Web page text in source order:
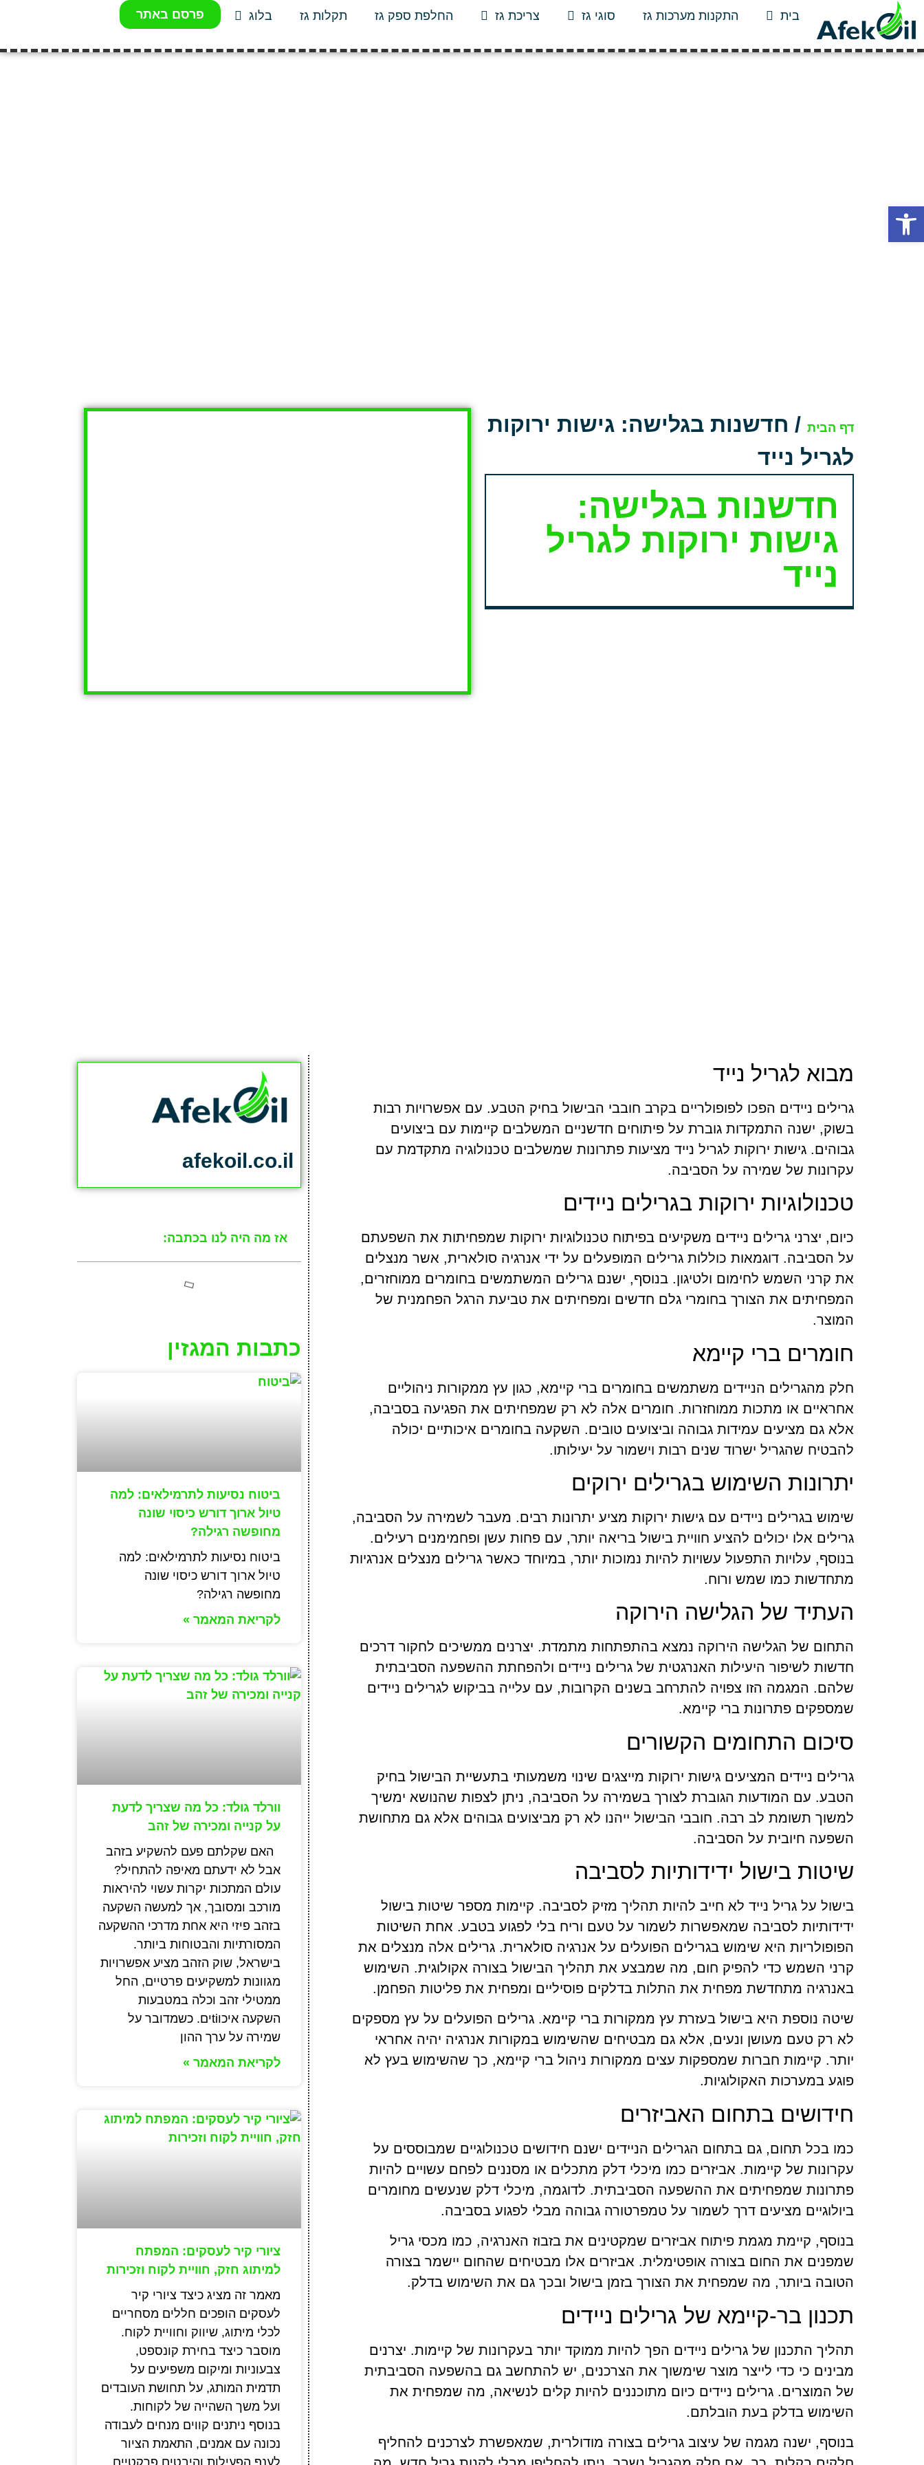
פתח סרגל נגישות
בית התקנות מערכות גז סוגי גז צריכת גז החלפת ספק גז תקלות גז בלוג פרסם באתר
דף הבית / חדשנות בגלישה: גישות ירוקות
לגריל נייד
חדשנות בגלישה:
גישות ירוקות לגריל
נייד
מבוא לגריל נייד
גרילים ניידים הפכו לפופולריים בקרב חובבי הבישול בחיק הטבע. עם אפשרויות רבות
בשוק, ישנה התמקדות גוברת על פיתוחים חדשניים המשלבים קיימות עם ביצועים
גבוהים. גישות ירוקות לגריל נייד מציעות פתרונות שמשלבים טכנולוגיה מתקדמת עם
עקרונות של שמירה על הסביבה.
טכנולוגיות ירוקות בגרילים ניידים
כיום, יצרני גרילים ניידים משקיעים בפיתוח טכנולוגיות ירוקות שמפחיתות את השפעתם
על הסביבה. דוגמאות כוללות גרילים המופעלים על ידי אנרגיה סולארית, אשר מנצלים
את קרני השמש לחימום ולטיגון. בנוסף, ישנם גרילים המשתמשים בחומרים ממוחזרים,
המפחיתים את הצורך בחומרי גלם חדשים ומפחיתים את טביעת הרגל הפחמנית של
המוצר.
חומרים ברי קיימא
חלק מהגרילים הניידים משתמשים בחומרים ברי קיימא, כגון עץ ממקורות ניהוליים
אחראיים או מתכות ממוחזרות. חומרים אלה לא רק שמפחיתים את הפגיעה בסביבה,
אלא גם מציעים עמידות גבוהה וביצועים טובים. השקעה בחומרים איכותיים יכולה
להבטיח שהגריל ישרוד שנים רבות וישמור על יעילותו.
יתרונות השימוש בגרילים ירוקים
שימוש בגרילים ניידים עם גישות ירוקות מציע יתרונות רבים. מעבר לשמירה על הסביבה,
גרילים אלו יכולים להציע חוויית בישול בריאה יותר, עם פחות עשן ופחמימנים רעילים.
בנוסף, עלויות התפעול עשויות להיות נמוכות יותר, במיוחד כאשר גרילים מנצלים אנרגיות
מתחדשות כמו שמש ורוח.
העתיד של הגלישה הירוקה
התחום של הגלישה הירוקה נמצא בהתפתחות מתמדת. יצרנים ממשיכים לחקור דרכים
חדשות לשיפור היעילות האנרגטית של גרילים ניידים ולהפחתת ההשפעה הסביבתית
שלהם. המגמה הזו צפויה להתרחב בשנים הקרובות, עם עלייה בביקוש לגרילים ניידים
שמספקים פתרונות ברי קיימא.
סיכום התחומים הקשורים
גרילים ניידים המציעים גישות ירוקות מייצגים שינוי משמעותי בתעשיית הבישול בחיק
הטבע. עם המודעות הגוברת לצורך בשמירה על הסביבה, ניתן לצפות שהנושא ימשיך
למשוך תשומת לב רבה. חובבי הבישול ייהנו לא רק מביצועים גבוהים אלא גם מתחושת
השפעה חיובית על הסביבה.
שיטות בישול ידידותיות לסביבה
בישול על גריל נייד לא חייב להיות תהליך מזיק לסביבה. קיימות מספר שיטות בישול
ידידותיות לסביבה שמאפשרות לשמור על טעם וריח בלי לפגוע בטבע. אחת השיטות
הפופולריות היא שימוש בגרילים הפועלים על אנרגיה סולארית. גרילים אלה מנצלים את
קרני השמש כדי להפיק חום, מה שמבצע את תהליך הבישול בצורה אקולוגית. השימוש
באנרגיה מתחדשת מפחית את התלות בדלקים פוסיליים ומפחית את פליטות הפחמן.
שיטה נוספת היא בישול בעזרת עץ ממקורות ברי קיימא. גרילים הפועלים על עץ מספקים
לא רק טעם מעושן ונעים, אלא גם מבטיחים שהשימוש במקורות אנרגיה יהיה אחראי
יותר. קיימות חברות שמספקות עצים ממקורות ניהול ברי קיימא, כך שהשימוש בעץ לא
פוגע במערכות האקולוגיות.
חידושים בתחום האביזרים
כמו בכל תחום, גם בתחום הגרילים הניידים ישנם חידושים טכנולוגיים שמבוססים על
עקרונות של קיימות. אביזרים כמו מיכלי דלק מתכלים או מסננים לפחם עשויים להיות
פתרונות שמפחיתים את ההשפעה הסביבתית. לדוגמה, מיכלי דלק שנעשים מחומרים
ביולוגיים מציעים דרך לשמור על טמפרטורה גבוהה מבלי לפגוע בסביבה.
בנוסף, קיימת מגמת פיתוח אביזרים שמקטינים את בזבוז האנרגיה, כמו מכסי גריל
שמפנים את החום בצורה אופטימלית. אביזרים אלו מבטיחים שהחום יישמר בצורה
הטובה ביותר, מה שמפחית את הצורך בזמן בישול ובכך גם את השימוש בדלק.
תכנון בר-קיימא של גרילים ניידים
תהליך התכנון של גרילים ניידים הפך להיות ממוקד יותר בעקרונות של קיימות. יצרנים
מבינים כי כדי לייצר מוצר שימשוך את הצרכנים, יש להתחשב גם בהשפעה הסביבתית
של המוצרים. גרילים ניידים כיום מתוכננים להיות קלים לנשיאה, מה שמפחית את
השימוש בדלק בעת הובלתם.
בנוסף, ישנה מגמה של עיצוב גרילים בצורה מודולרית, שמאפשרת לצרכנים להחליף
afekoil.co.il
אז מה היה לנו בכתבה:
כתבות המגזין
ביטוח נסיעות לתרמילאים: למה
טיול ארוך דורש כיסוי שונה
מחופשה רגילה?
ביטוח נסיעות לתרמילאים: למה
טיול ארוך דורש כיסוי שונה
מחופשה רגילה?
לקריאת המאמר »
וורלד גולד: כל מה שצריך לדעת
על קנייה ומכירה של זהב
האם שקלתם פעם להשקיע בזהב
אבל לא ידעתם מאיפה להתחיל?
עולם המתכות יקרות עשוי להיראות
מורכב ומסובך, אך למעשה השקעה
בזהב פיזי היא אחת מדרכי ההשקעה
המסורתיות והבטוחות ביותר.
בישראל, שוק הזהב מציע אפשרויות
מגוונות למשקיעים פרטיים, החל
ממטילי זהב וכלה במטבעות
השקעה איכוtiים. כשמדובר על
שמירה על ערך ההון
לקריאת המאמר »
ציורי קיר לעסקים: המפתח
למיתוג חזק, חוויית לקוח וזכירות
מאמר זה מציג כיצד ציורי קיר
לעסקים הופכים חללים מסחריים
לכלי מיתוג, שיווק וחוויית לקוח.
מוסבר כיצד בחירת קונספט,
צבעוניות ומיקום משפיעים על
תדמית המותג, על תחושת העובדים
ועל משך השהייה של לקוחות.
בנוסף ניתנים קווים מנחים לעבודה
נכונה עם אמנים, התאמת הציור
לענף הפעילות והיבטים פרקטיים